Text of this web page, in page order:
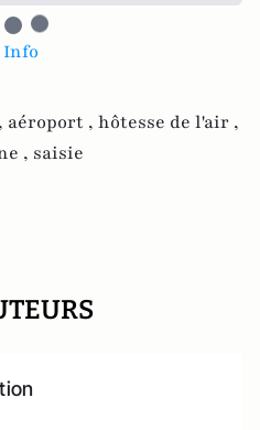
Info
aéroport , hôtesse de l'air ,
, saisie